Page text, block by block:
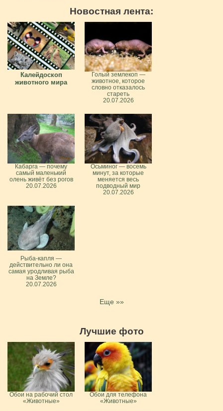
Новостная лента:
Калейдоскоп
животного мира
Голый землекоп —
животное, которое
словно отказалось
стареть
20.07.2026
Кабарга — почему
самый маленький
олень живёт без рогов
20.07.2026
Осьминог — восемь
минут, за которые
меняется весь
подводный мир
20.07.2026
Рыба-капля —
действительно ли она
самая уродливая рыба
на Земле?
20.07.2026
Еще »»
Лучшие фото
Обои на рабочий стол
«Животные»
Обои для телефона
«Животные»